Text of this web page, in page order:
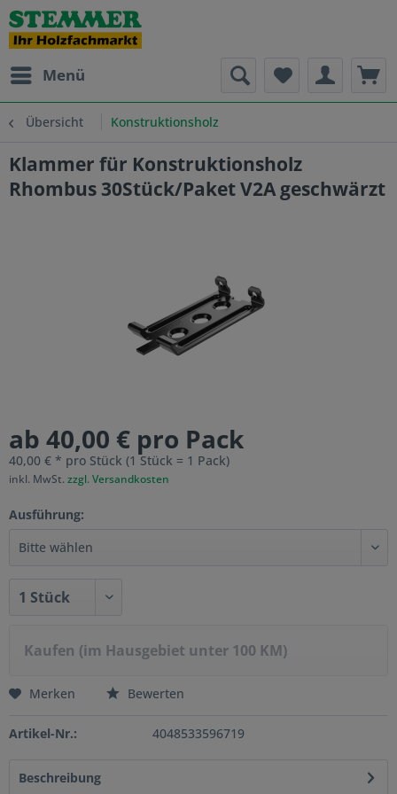
Menü
Übersicht Konstruktionsholz
Klammer für Konstruktionsholz
Rhombus 30Stück/Paket V2A geschwärzt
ab 40,00 € pro Pack
40,00 € * pro Stück (1 Stück = 1 Pack)
inkl. MwSt. zzgl. Versandkosten
Ausführung:
Kaufen (im Hausgebiet unter 100 KM)
Merken Bewerten
Artikel-Nr.: 4048533596719
Beschreibung